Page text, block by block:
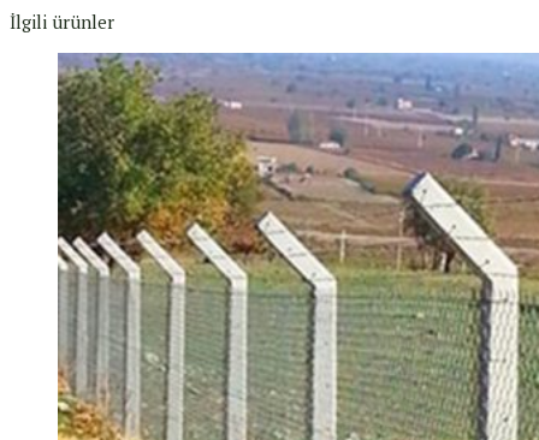
İlgili ürünler